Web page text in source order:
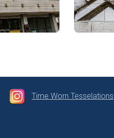
Time Worn Tesselations